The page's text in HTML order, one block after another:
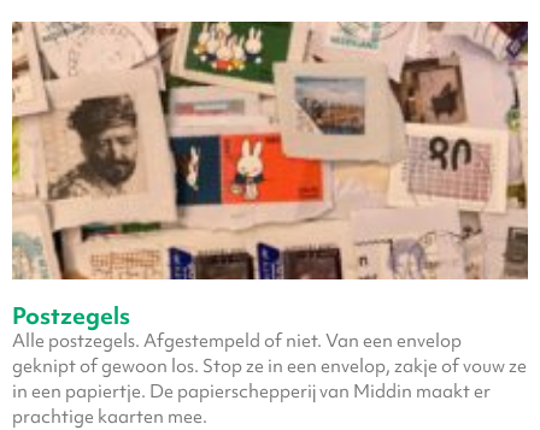
Postzegels
Alle postzegels. Afgestempeld of niet. Van een envelop
geknipt of gewoon los. Stop ze in een envelop, zakje of vouw ze
in een papiertje. De papierschepperij van Middin maakt er
prachtige kaarten mee.